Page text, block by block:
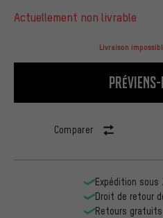
actuellement non livrable
Livraison
Comparer
Expédition sous
Droit de retour
Retours gratuits